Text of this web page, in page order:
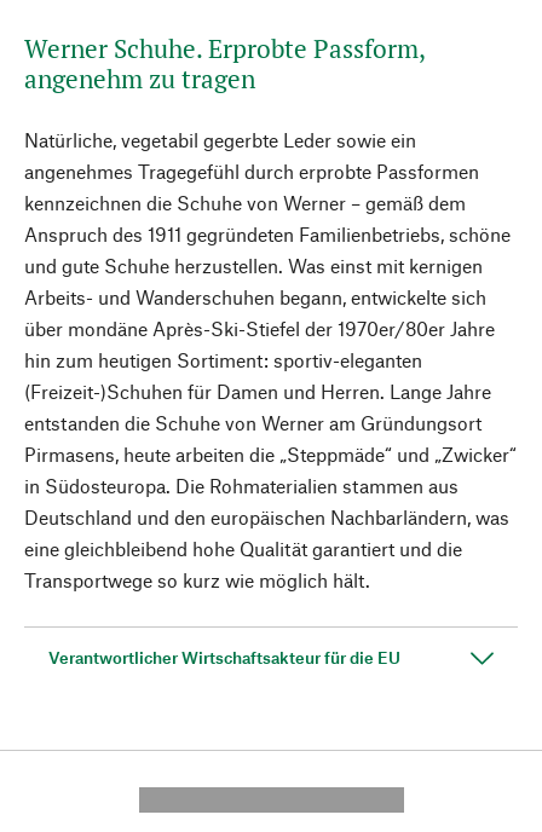
Werner Schuhe. Erprobte Passform,
angenehm zu tragen
Natürliche, vegetabil gegerbte Leder sowie ein
angenehmes Tragegefühl durch erprobte Passformen
kennzeichnen die Schuhe von Werner – gemäß dem
Anspruch des 1911 gegründeten Familienbetriebs, schöne
und gute Schuhe herzustellen. Was einst mit kernigen
Arbeits- und Wanderschuhen begann, entwickelte sich
über mondäne Après-Ski-Stiefel der 1970er/80er Jahre
hin zum heutigen Sortiment: sportiv-eleganten
(Freizeit-)Schuhen für Damen und Herren. Lange Jahre
entstanden die Schuhe von Werner am Gründungsort
Pirmasens, heute arbeiten die „Steppmäde“ und „Zwicker“
in Südosteuropa. Die Rohmaterialien stammen aus
Deutschland und den europäischen Nachbarländern, was
eine gleichbleibend hohe Qualität garantiert und die
Transportwege so kurz wie möglich hält.
Verantwortlicher Wirtschaftsakteur für die EU